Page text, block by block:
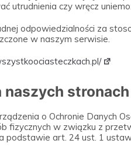
utrudnienia czy wręcz
odpowiedzialności za
w naszym serwisie.
stronach
o Ochronie Danych
fizycznych w związku z
art. 24 ust. 1